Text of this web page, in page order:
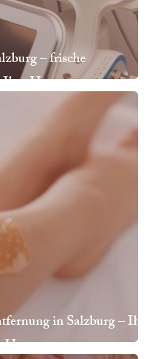
– frische
Haut
in Salzburg –
Haut